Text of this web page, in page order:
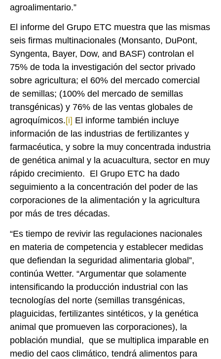
agroalimentario.”
El informe del Grupo ETC muestra que las mismas
seis firmas multinacionales (Monsanto, DuPont,
Syngenta, Bayer, Dow, and BASF) controlan el
75% de toda la investigación del sector privado
sobre agricultura; el 60% del mercado comercial
de semillas; (100% del mercado de semillas
transgénicas) y 76% de las ventas globales de
agroquímicos.[i] El informe también incluye
información de las industrias de fertilizantes y
farmacéutica, y sobre la muy concentrada industria
de genética animal y la acuacultura, sector en muy
rápido crecimiento. El Grupo ETC ha dado
seguimiento a la concentración del poder de las
corporaciones de la alimentación y la agricultura
por más de tres décadas.
“Es tiempo de revivir las regulaciones nacionales
en materia de competencia y establecer medidas
que defiendan la seguridad alimentaria global”,
continúa Wetter. “Argumentar que solamente
intensificando la producción industrial con las
tecnologías del norte (semillas transgénicas,
plaguicidas, fertilizantes sintéticos, y la genética
animal que promueven las corporaciones), la
población mundial, que se multiplica imparable en
medio del caos climático, tendrá alimentos para